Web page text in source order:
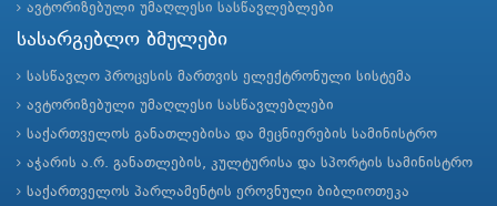
ავტორიზებული უმაღლესი სასწავლებლები
სასარგებლო ბმულები
სასწავლო პროცესის მართვის ელექტრონული სისტემა
ავტორიზებული უმაღლესი სასწავლებლები
საქართველოს განათლებისა და მეცნიერების სამინისტრო
აჭარის ა.რ. განათლების, კულტურისა და სპორტის სამინისტრო
საქართველოს პარლამენტის ეროვნული ბიბლიოთეკა